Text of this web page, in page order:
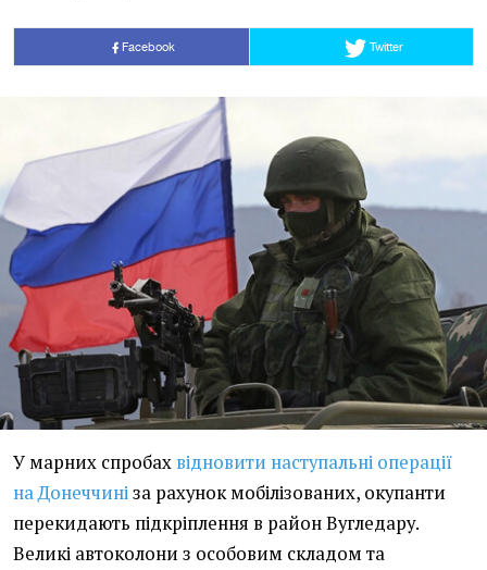
Facebook Twitter
У марних спробах відновити наступальні операції
на Донеччиніза рахунок мобілізованих, окупанти
перекидають підкріплення в район Вугледару.
Великі автоколони з особовим складом та